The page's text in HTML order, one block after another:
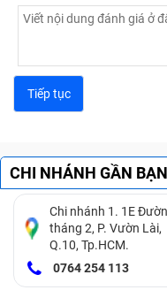
Bạn nên mang thiết
Dù đã cắm sạc
nạp vào thiết bị.
CHI NHÁNH GẦN BẠN
Chi nhánh 1. 1E
tháng 2, P. Vườn Lài,
Q.10, Tp.HCM.
0764 254 113